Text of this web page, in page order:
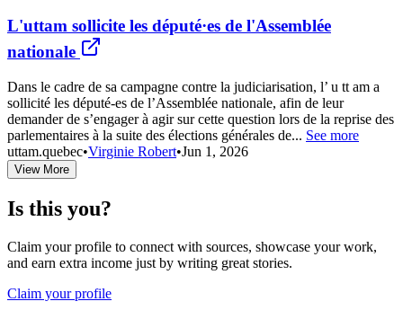
L'uttam sollicite les député·es de l'Assemblée
nationale
Dans le cadre de sa campagne contre la judiciarisation, l’ u tt am a
sollicité les député-es de l’Assemblée nationale, afin de leur
demander de s’engager à agir sur cette question lors de la reprise des
parlementaires à la suite des élections générales de... See more
uttam.quebec•Virginie Robert•Jun 1, 2026
View More
Is this you?
Claim your profile to connect with sources, showcase your work,
and earn extra income just by writing great stories.
Claim your profile